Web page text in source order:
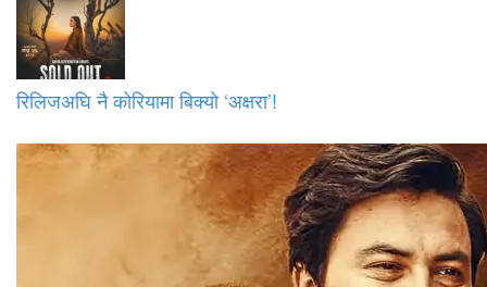
रिलिजअघि नै कोरियामा बिक्यो ‘अक्षरा’!